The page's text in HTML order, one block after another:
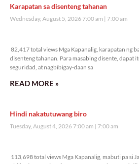
Karapatan sa disenteng tahanan
Wednesday, August 5, 2026 7:00 am 7:00 am
82,417 total views Mga Kapanalig, karapatan ng
disenteng tahanan. Para masabing disente, dapat
seguridad, at nagbibigay-daan sa
READ MORE »
Hindi nakatutuwang biro
Tuesday, August 4, 2026 7:00 am 7:00 am
113,698 total views Mga Kapanalig, mabuti pa si